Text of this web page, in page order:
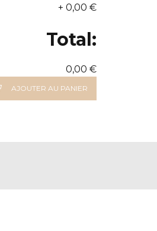
+ 0,00 €
Total:
0,00 €
AJOUTER AU PANIER